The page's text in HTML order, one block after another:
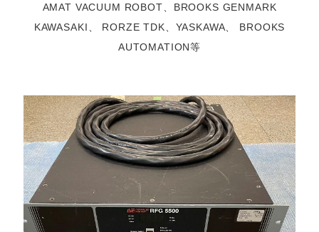
AMAT VACUUM ROBOT、BROOKS GENMARK
KAWASAKI、 RORZE TDK、YASKAWA、 BROOKS
AUTOMATION等